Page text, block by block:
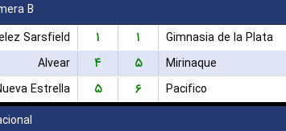
B
Sarsfield
۱ ۱ Gimnasia de la Plata
Alvear
۴ ۵ Mirinaque
Estrella
۵ ۶ Pacifico